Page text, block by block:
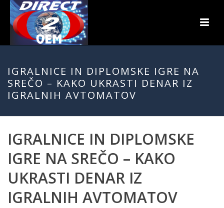
IGRALNICE IN DIPLOMSKE IGRE NA
SREČO – KAKO UKRASTI DENAR IZ
IGRALNIH AVTOMATOV
IGRALNICE IN DIPLOMSKE
IGRE NA SREČO – KAKO
UKRASTI DENAR IZ
IGRALNIH AVTOMATOV